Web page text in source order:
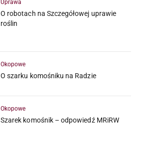
Uprawa
O robotach na Szczegółowej uprawie
roślin
Okopowe
O szarku komośniku na Radzie
Okopowe
Szarek komośnik – odpowiedź MRiRW